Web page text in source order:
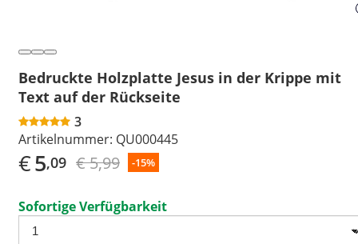
Bedruckte Holzplatte Jesus in der Krippe mit
Text auf der Rückseite
3
Artikelnummer: QU000445
€5,09 € 5,99 -15%
Sofortige Verfügbarkeit